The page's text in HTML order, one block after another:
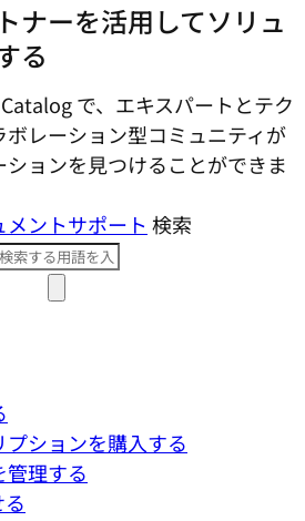
ナーを活用してソリュ
る
で、エキスパートとテク
レーション型コミ​ュニティが
ョンを見つけることができま
ントサポート 検索
ションを購入する
理する